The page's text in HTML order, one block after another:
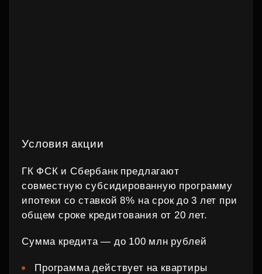
Условия акции
ГК ФСК и Сбербанк предлагают
совместную субсидированную программу
ипотеки со ставкой 8% на срок до 3 лет при
общем сроке кредитования от 20 лет.
Сумма кредита — до 100 млн рублей
Программа действует на квартиры